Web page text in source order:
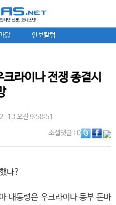
당 안보칼럼
라이나 전쟁 종결시
13 오전 9:58:51
소셜댓글: 0
나?
대통령은 우크라이나 동부 돈바